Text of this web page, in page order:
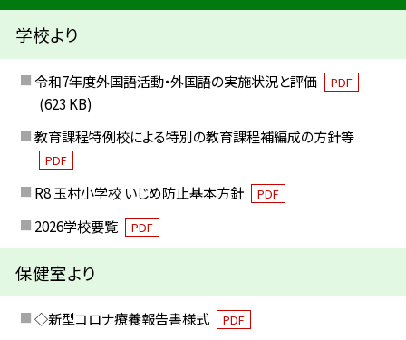
学校より
令和7年度外国語活動・外国語の実施状況と評価 PDF
(623 KB)
教育課程特例校による特別の教育課程補編成の方針等
PDF
R8 玉村小学校 いじめ防止基本方針 PDF
2026学校要覧 PDF
保健室より
◇新型コロナ療養報告書様式 PDF